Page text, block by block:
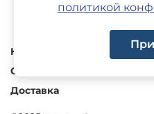
Каталог
О компании
Доставка
политикой